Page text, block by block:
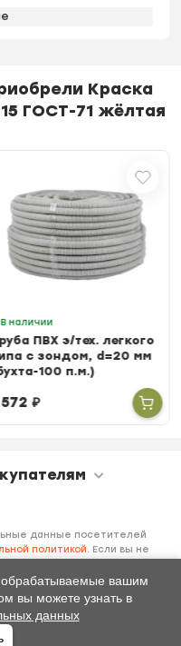
Краска
ГОСТ-71 жёлтая
В наличии
ПВХ э/тех. легкого
с зондом, d=20 мм
100 п.м.)
572₽
данные посетителей
политикой
. Если вы не
вашим
вы можете узнать в
данных